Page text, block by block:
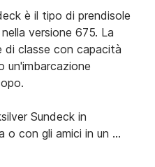
è il tipo di prendisole
versione 675. La
di classe con capacità
un'imbarcazione
Sundeck in
o con gli amici in un